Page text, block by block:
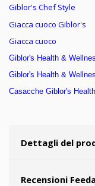
Giblor's Chef Style
Giacca cuoco Giblor's
Giacca cuoco
Giblor's Health &
Giblor's Health &
Casacche Giblor's
Dettagli del
Recensioni